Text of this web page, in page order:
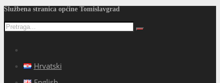
Službena stranica općine Tomislavgrad
Hrvatski